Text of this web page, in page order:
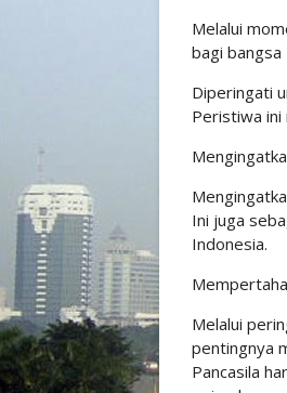
Melalui
bagi bangsa
Diperingati
Peristiwa ini
Ini juga
Indonesia.
Melalui
pentingnya
Pancasila